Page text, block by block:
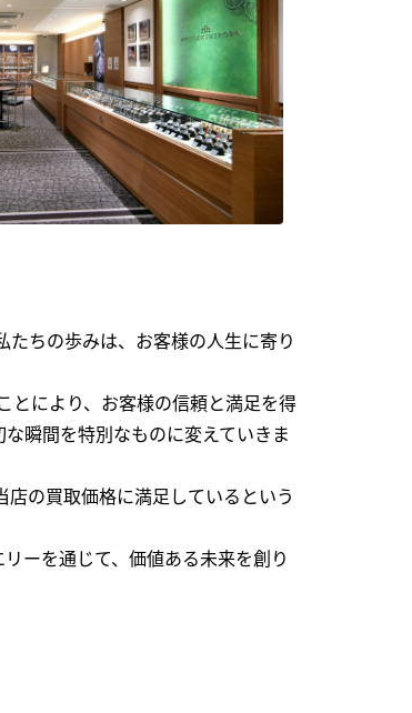
ちの歩みは、お客様の人生に寄り
とにより、お客様の信頼と満足を得
瞬間を特別なものに変えていきま
の買取価格に満足しているという
ーを通じて、価値ある未来を創り